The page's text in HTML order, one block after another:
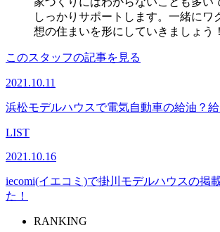
しっかりサポートします。一緒にワ
想の住まいを形にしていきましょう！
このスタッフの記事を見る
2021.10.11
浜松モデルハウスで電気自動車の給油？給
LIST
2021.10.16
iecomi(イエコミ)で掛川モデルハウスの掲
た！
RANKING